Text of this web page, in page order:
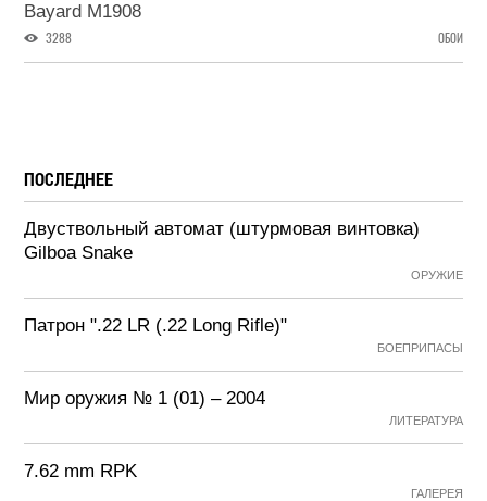
Bayard M1908
3288 ОБОИ
ПОСЛЕДНЕЕ
Двуствольный автомат (штурмовая винтовка)
Gilboa Snake
ОРУЖИЕ
Патрон ".22 LR (.22 Long Rifle)"
БОЕПРИПАСЫ
Мир оружия № 1 (01) – 2004
ЛИТЕРАТУРА
7.62 mm RPK
ГАЛЕРЕЯ